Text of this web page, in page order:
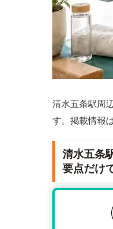
清水五条駅周
す。掲載情報
清水五条
要点だけ